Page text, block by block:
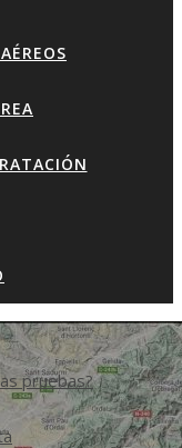
pruebas?